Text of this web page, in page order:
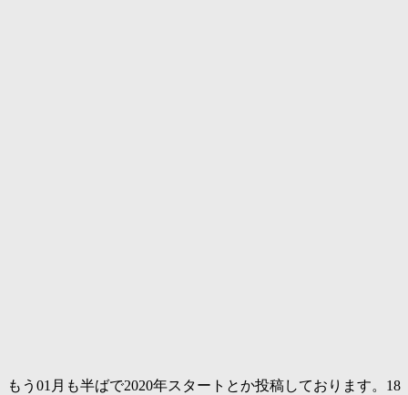
もう01月も半ばで2020年スタートとか投稿しております。18